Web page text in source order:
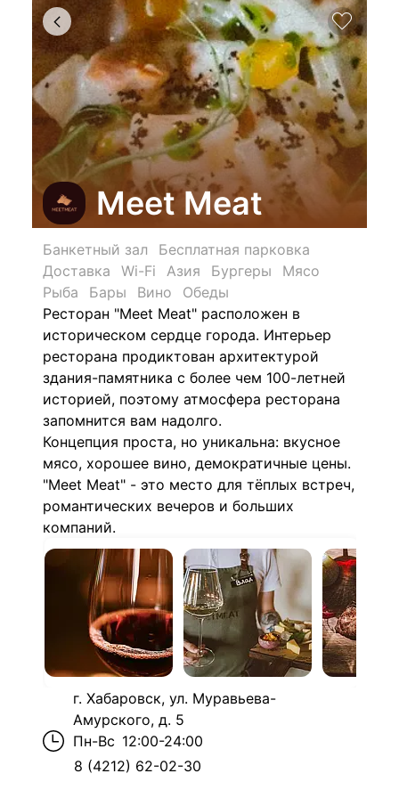
Meet Meat
Банкетный зал
Бесплатная парковка
Доставка
Wi-Fi Азия Бургеры
Мясо
Рыба
Бары Вино
Обеды
Ресторан "Meet Meat" расположен в
историческом сердце города. Интерьер
ресторана продиктован архитектурой
здания-памятника с более чем 100-летней
историей, поэтому атмосфера ресторана
запомнится вам надолго.
Концепция проста, но уникальна: вкусное
мясо, хорошее вино, демократичные цены.
"Meet Meat" - это место для тёплых встреч,
романтических вечеров и больших
компаний.
г. Хабаровск, ул. Муравьева-
Амурского, д. 5
Пн-Вс 12:00-24:00
8 (4212) 62-02-30